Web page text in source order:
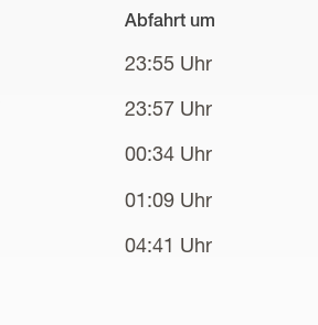
Abfahrt um
23:55 Uhr
23:57 Uhr
00:34 Uhr
01:09 Uhr
04:41 Uhr